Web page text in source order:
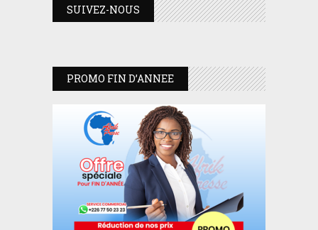
SUIVEZ-NOUS
PROMO FIN D’ANNEE